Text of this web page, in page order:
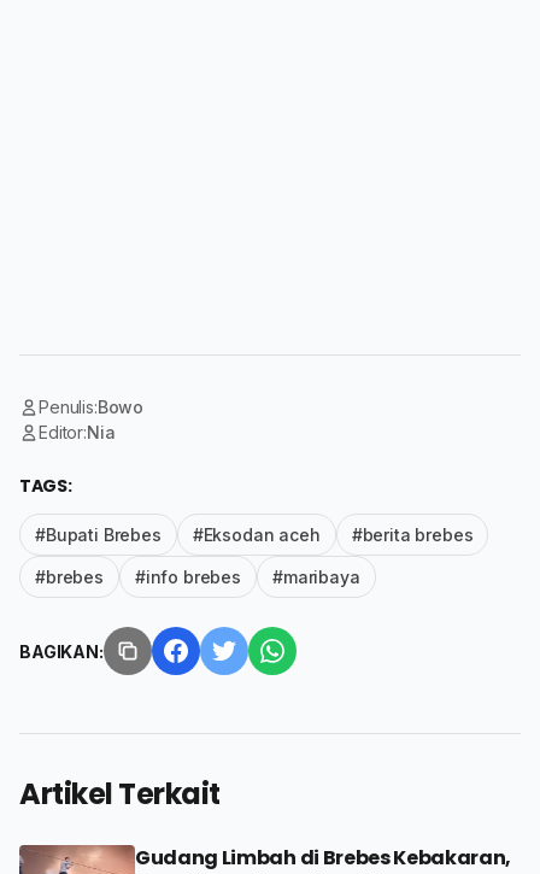
Penulis:Bowo
Editor:Nia
TAGS:
#Bupati Brebes #Eksodan aceh #berita brebes
#brebes #info brebes #maribaya
BAGIKAN:
Artikel Terkait
Gudang Limbah di Brebes Kebakaran,